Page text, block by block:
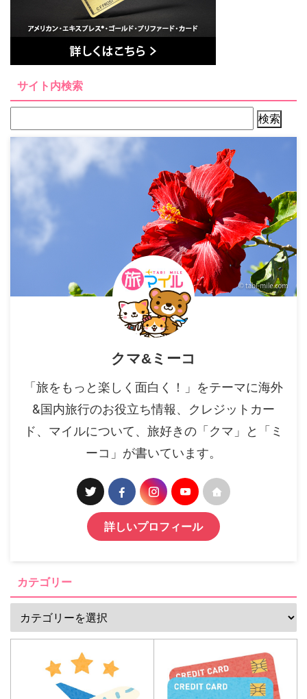
サイト内検索
クマ&ミーコ
「旅をもっと楽しく面白く！」をテーマに海外
&国内旅行のお役立ち情報、クレジットカー
ド、マイルについて、旅好きの「クマ」と「ミ
ーコ」が書いています。
詳しいプロフィール
カテゴリー